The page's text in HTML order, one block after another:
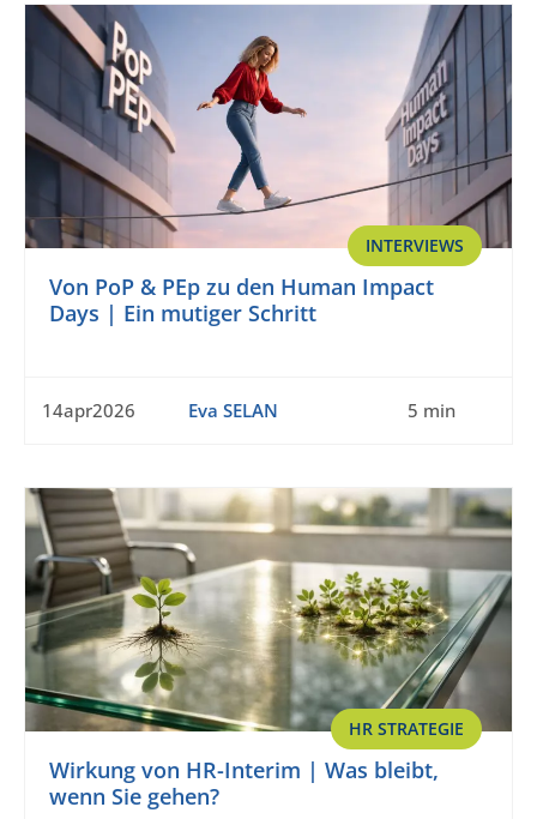
INTERVIEWS
Von PoP & PEp zu den Human Impact
Days | Ein mutiger Schritt
14apr2026 Eva SELAN 5 min
HR STRATEGIE
Wirkung von HR-Interim | Was bleibt,
wenn Sie gehen?